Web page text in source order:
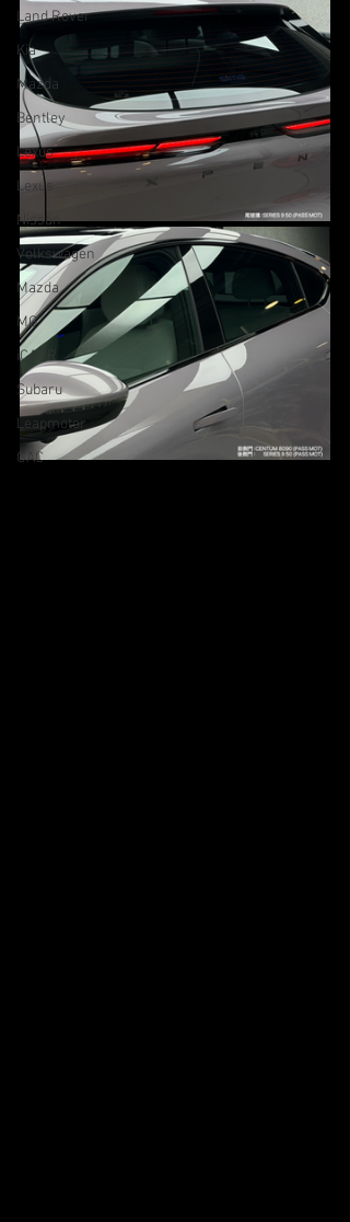
Land Rover
Kia
Mazda
Bentley
Lexus
Lexus
Nissan
Volkswagen
Mazda
MG
iCAUR
Subaru
Leapmotor
GAC